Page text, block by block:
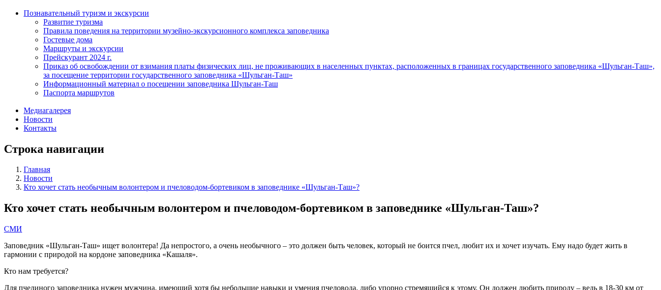
Познавательный туризм и экскурсии
Развитие туризма
Правила поведения на территории музейно-экскурсионного комплекса заповедника
Гостевые дома
Маршруты и экскурсии
Прейскурант 2024 г.
Приказ об освобождении от взимания платы физических лиц, не проживающих в населенных пунктах, расположенных в границах государственного заповедника «Шульган-Таш»,
за посещение территории государственного заповедника «Шульган-Таш»
Информационный материал о посещении заповедника Шульган-Таш
Паспорта маршрутов
Медиагалерея
Новости
Контакты
Строка навигации
Главная
Новости
Кто хочет стать необычным волонтером и пчеловодом-бортевиком в заповеднике «Шульган-Таш»?
Кто хочет стать необычным волонтером и пчеловодом-бортевиком в заповеднике «Шульган-Таш»?
СМИ
Заповедник «Шульган-Таш» ищет волонтера! Да непростого, а очень необычного – это должен быть человек, который не боится пчел, любит их и хочет изучать. Ему надо будет жить в
гармонии с природой на кордоне заповедника «Кашаля».
Кто нам требуется?
Для пчелиного заповедника нужен мужчина, имеющий хотя бы небольшие навыки и умения пчеловода, либо упорно стремящийся к этому. Он должен любить природу – ведь в 18-30 км от